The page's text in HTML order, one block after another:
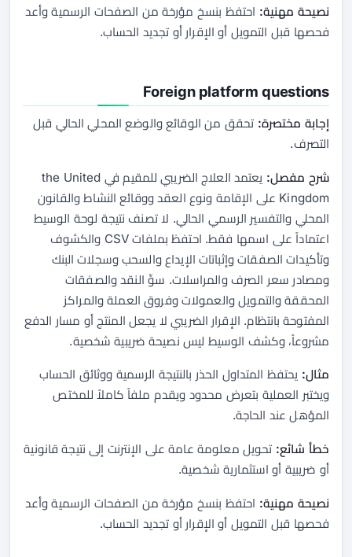
نصيحة مهنية: احتفظ بنسخ مؤرخة من الصفحات الرسمية وأعد
فحصها قبل التمويل أو الإقرار أو تجديد الحساب.
Foreign platform questions
إجابة مختصرة: تحقق من الوقائع والوضع المحلي الحالي قبل
التصرف.
شرح مفصل:
يعتمد العلاج الضريبي للمقيم في the United
Kingdom على الإقامة ونوع العقد ووقائع النشاط والقانون
المحلي والتفسير الرسمي الحالي. لا تصنف نتيجة لوحة الوسيط
اعتماداً على اسمها فقط. احتفظ بملفات CSV والكشوف
وتأكيدات الصفقات وإثباتات الإيداع والسحب وسجلات البنك
ومصادر سعر الصرف والمراسلات. سوِّ النقد والصفقات
المحققة والتمويل والعمولات وفروق العملة والمراكز
المفتوحة بانتظام. الإقرار الضريبي لا يجعل المنتج أو مسار الدفع
مشروعاً، وكشف الوسيط ليس نصيحة ضريبية شخصية.
مثال: يحتفظ المتداول الحذر بالنتيجة الرسمية ووثائق الحساب
ويختبر العملية بتعرض محدود ويقدم ملفاً كاملاً للمختص
المؤهل عند الحاجة.
خطأ شائع: تحويل معلومة عامة على الإنترنت إلى نتيجة قانونية
أو ضريبية أو استثمارية شخصية.
نصيحة مهنية: احتفظ بنسخ مؤرخة من الصفحات الرسمية وأعد
فحصها قبل التمويل أو الإقرار أو تجديد الحساب.